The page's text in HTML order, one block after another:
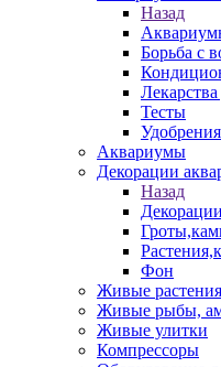
Назад
Борьба с
Тесты
Аквариумы
Декорации
Назад
Фон
Живые растения
Живые рыбы,
Живые улитки
Компрессоры